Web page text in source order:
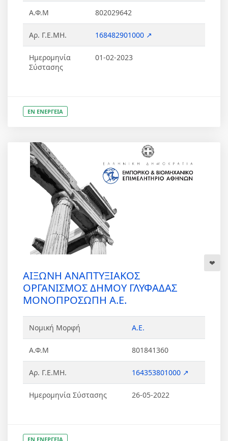
Α.Φ.Μ 802029642
Αρ. Γ.Ε.ΜΗ. 168482901000 ↗
Ημερομηνία
Σύστασης
01-02-2023
ΕΝ ΕΝΕΡΓΕΙΑ
ΑΙΞΩΝΗ ΑΝΑΠΤΥΞΙΑΚΟΣ
ΟΡΓΑΝΙΣΜΟΣ ΔΗΜΟΥ ΓΛΥΦΑΔΑΣ
ΜΟΝΟΠΡΟΣΩΠΗ Α.Ε.
Νομική Μορφή Α.Ε.
Α.Φ.Μ 801841360
Αρ. Γ.Ε.ΜΗ. 164353801000 ↗
Ημερομηνία Σύστασης 26-05-2022
ΕΝ ΕΝΕΡΓΕΙΑ